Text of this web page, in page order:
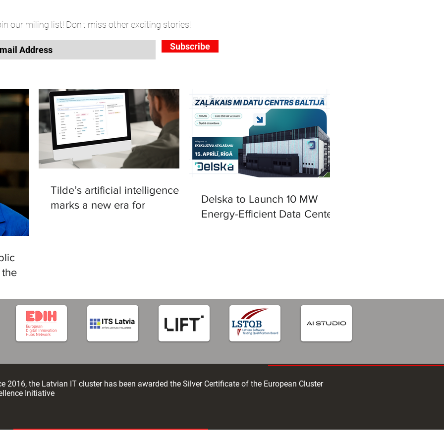
our miling list! Don't miss other exciting stories!
Subscribe
Tilde’s artificial intelligence
marks a new era for
Delska to Launch 10 MW
Energy-Efficient Data Center
2016, the Latvian IT cluster has been awarded the Silver Certificate of the European Cluster
Initiative